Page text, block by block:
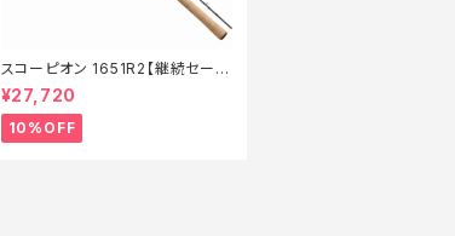
スコーピオン 1651R2【継続セール
_ロッド】【10】
¥27,720
10%OFF